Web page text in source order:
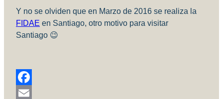
Y no se olviden que en Marzo de 2016 se realiza la
FIDAE en Santiago, otro motivo para visitar
Santiago 😉
Facebook